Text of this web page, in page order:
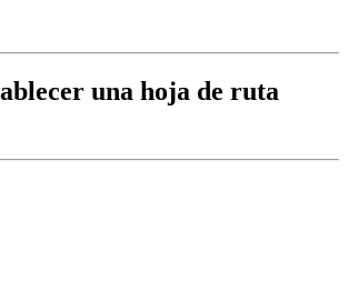
una hoja de ruta